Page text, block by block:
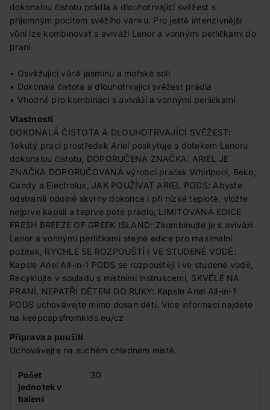
dokonalou čistotu prádla a dlouhotrvající svěžest s
příjemným pocitem svěžího vánku. Pro ještě intenzivnější
vůni lze kombinovat s aviváží Lenor a vonnými perličkami do
praní.
• Osvěžující vůně jasmínu a mořské soli
• Dokonalá čistota a dlouhotrvající svěžest prádla
• Vhodné pro kombinaci s aviváží a vonnými perličkami
Vlastnosti
DOKONALÁ ČISTOTA A DLOUHOTRVAJÍCÍ SVĚŽEST:
Tekutý prací prostředek Ariel poskytuje s dotekem Lenoru
dokonalou čistotu, DOPORUČENÁ ZNAČKA: ARIEL JE
ZNAČKA DOPORUČOVANÁ výrobci praček Whirlpool, Beko,
Candy a Electrolux, JAK POUŽÍVAT ARIEL PODS: Abyste
odstranili odolné skvrny dokonce i při nízké teplotě, vložte
nejprve kapsli a teprve poté prádlo, LIMITOVANÁ EDICE
FRESH BREEZE OF GREEK ISLAND: Zkombinujte je s aviváží
Lenor a vonnými perličkami stejné edice pro maximální
požitek, RYCHLE SE ROZPOUŠTÍ I VE STUDENÉ VODĚ:
Kapsle Ariel All-in-1 PODS se rozpouštějí i ve studené vodě,
Recyklujte v souladu s místními instrukcemi, SKVĚLÉ NA
PRANÍ, NEPATŘÍ DĚTEM DO RUKY: Kapsle Ariel All-in-1
PODS uchovávejte mimo dosah dětí. Více informací najdete
na keepcapsfromkids.eu/cz
Příprava a použití
Uchovávejte na suchém chladném místě.
Počet
jednotek v
balení
30